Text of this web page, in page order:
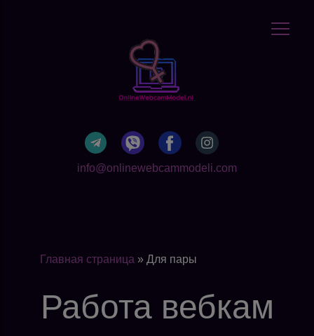
info@onlinewebcammodeli.com
Главная страница » Для пары
Работа вебкам